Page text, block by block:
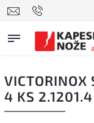
VICTORINOX
4 KS 2.1201.4